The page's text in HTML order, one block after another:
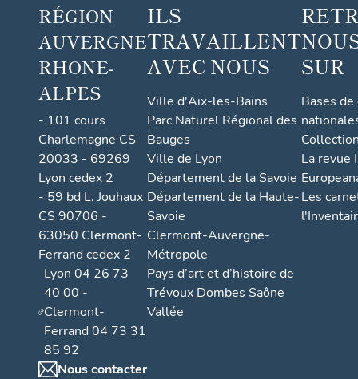
RÉGION
AUVERGNE
RHONE-
ALPES
- 101 cours
Charlemagne CS
20033 - 69269
Lyon cedex 2
- 59 bd L. Jouhaux
CS 90706 -
63050 Clermont-
Ferrand cedex 2
Lyon 04 26 73
40 00 -
Clermont-
Ferrand 04 73 31
85 92
Nous contacter
ILS
TRAVAILLENT
AVEC NOUS
Ville d'Aix-les-Bains
Parc Naturel Régional des
Bauges
Ville de Lyon
Département de la Savoie
Département de la Haute-
Savoie
Clermont-Auvergne-
Métropole
Pays d’art et d’histoire de
Trévoux Dombes Saône
Vallée
SUR
Bases
La revue
Les